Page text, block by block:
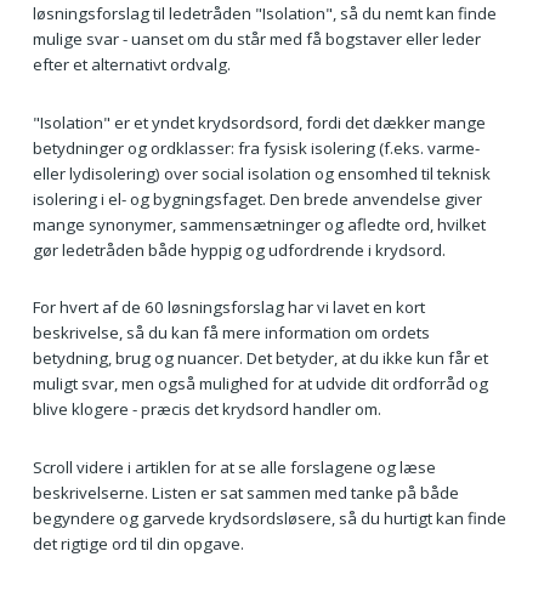
løsningsforslag til ledetråden "Isolation", så du nemt kan finde
mulige svar - uanset om du står med få bogstaver eller leder
efter et alternativt ordvalg.
"Isolation" er et yndet krydsordsord, fordi det dækker mange
betydninger og ordklasser: fra fysisk isolering (f.eks. varme-
eller lydisolering) over social isolation og ensomhed til teknisk
isolering i el- og bygningsfaget. Den brede anvendelse giver
mange synonymer, sammensætninger og afledte ord, hvilket
gør ledetråden både hyppig og udfordrende i krydsord.
For hvert af de 60 løsningsforslag har vi lavet en kort
beskrivelse, så du kan få mere information om ordets
betydning, brug og nuancer. Det betyder, at du ikke kun får et
muligt svar, men også mulighed for at udvide dit ordforråd og
blive klogere - præcis det krydsord handler om.
Scroll videre i artiklen for at se alle forslagene og læse
beskrivelserne. Listen er sat sammen med tanke på både
begyndere og garvede krydsordsløsere, så du hurtigt kan finde
det rigtige ord til din opgave.